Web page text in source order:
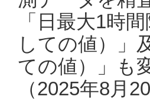
「日最大1時
しての値）」
ての値）」も
（2025年8月20